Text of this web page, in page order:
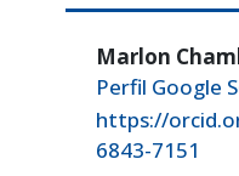
Marlon
Perfil Google
https://
6843-7151